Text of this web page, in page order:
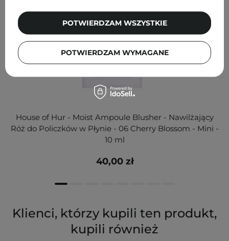
House of Hur - Moist Ampoule Blusher - Nawilżający
Róż do Policzków w Płynie - 06 Cherry Blossom - Mini -
10 ml
40,00 zł
Klienci, którzy kupili ten produkt,
kupili również
POTWIERDZAM WYMAGANE
POTWIERDZAM WSZYSTKIE